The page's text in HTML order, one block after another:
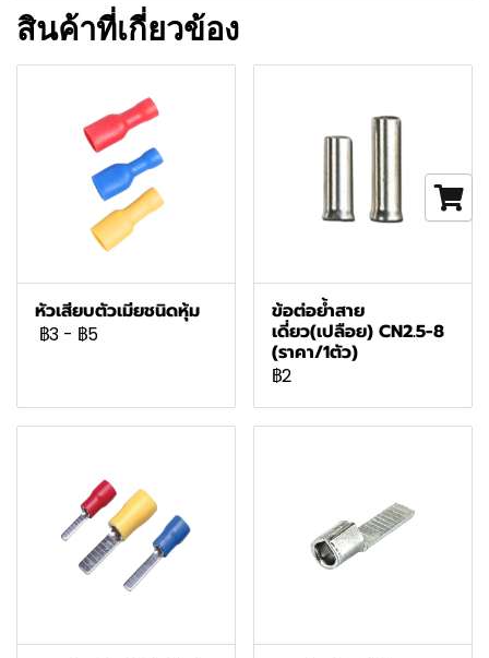
สินค้าที่เกี่ยวข้อง
หัวเสียบตัวเมียชนิดหุ้ม
฿3 - ฿5
ข้อต่อย้ำสาย
เดี่ยว(เปลือย) CN2.5-8
(ราคา/1ตัว)
฿2